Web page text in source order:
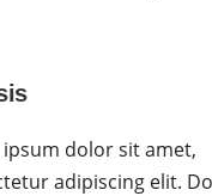
dolor sit amet,
adipiscing elit.